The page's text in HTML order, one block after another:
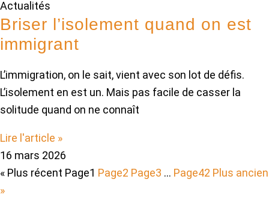
Actualités
Briser l’isolement quand on est
immigrant
L’immigration, on le sait, vient avec son lot de défis.
L’isolement en est un. Mais pas facile de casser la
solitude quand on ne connaît
Lire l'article »
16 mars 2026
« Plus récent Page1 Page2 Page3 … Page42 Plus ancien
»